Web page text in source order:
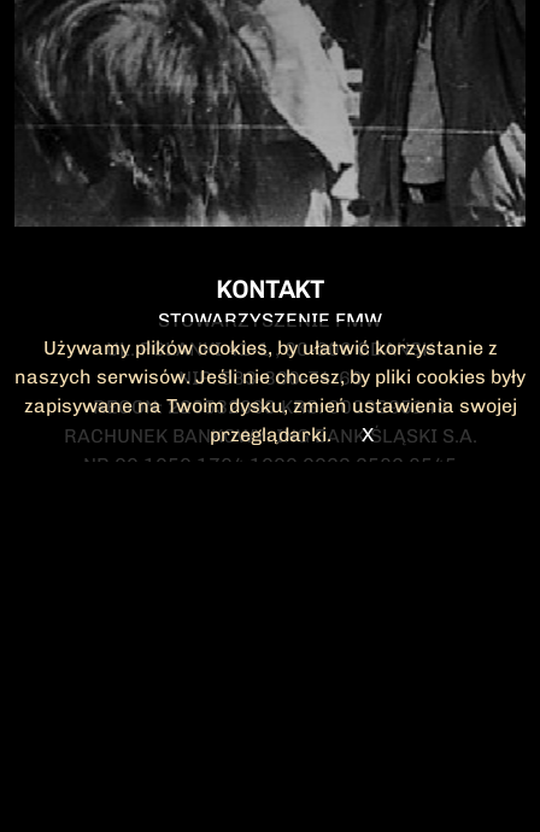
KONTAKT
STOWARZYSZENIE FMW
UL. POLANKI 41-1 , 80-308 GDAŃSK
NIP: 583-300-74-60
REGON: 220532063 KRS: 0000295148
RACHUNEK BANKOWY: ING BANK ŚLĄSKI S.A.
NR 90 1050 1764 1000 0023 2582 8545
Używamy plików cookies, by ułatwić korzystanie z
naszych serwisów. Jeśli nie chcesz, by pliki cookies były
zapisywane na Twoim dysku, zmień ustawienia swojej
przeglądarki.
X